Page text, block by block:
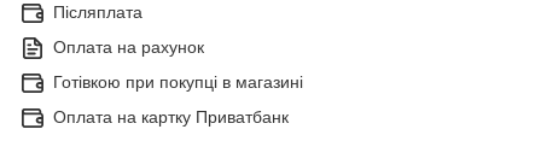
Післяплата
Оплата на рахунок
Готівкою при покупці в магазині
Оплата на картку Приватбанк